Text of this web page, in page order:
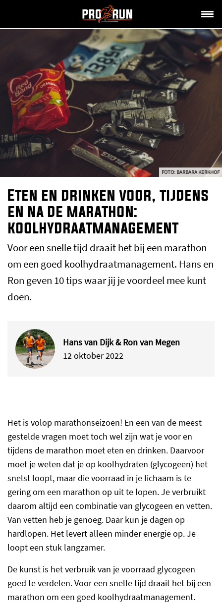
FOTO: BARBARA KERKHOF
Eten en drinken voor, tijdens
en na de marathon:
koolhydraatmanagement
Voor een snelle tijd draait het bij een marathon
om een goed koolhydraatmanagement. Hans en
Ron geven 10 tips waar jij je voordeel mee kunt
doen.
Hans van Dijk & Ron van Megen
12 oktober 2022
Het is volop marathonseizoen! En een van de meest
gestelde vragen moet toch wel zijn wat je voor en
tijdens de marathon moet eten en drinken. Daarvoor
moet je weten dat je op koolhydraten (glycogeen) het
snelst loopt, maar die voorraad in je lichaam is te
gering om een marathon op uit te lopen. Je verbruikt
daarom altijd een combinatie van glycogeen en vetten.
Van vetten heb je genoeg. Daar kun je dagen op
hardlopen. Het levert alleen minder energie op. Je
loopt een stuk langzamer.
De kunst is het verbruik van je voorraad glycogeen
goed te verdelen. Voor een snelle tijd draait het bij een
marathon om een goed koolhydraatmanagement.